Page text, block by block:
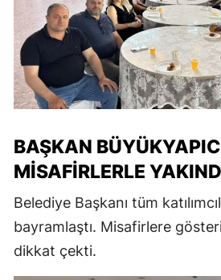
BAŞKAN
MISAFIRLERLE
Belediye Başkanı tüm
bayramlaştı. Misafirlere
dikkat çekti.